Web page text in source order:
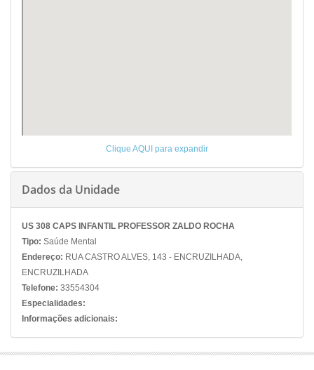
Clique AQUI para expandir
Dados da Unidade
US 308 CAPS INFANTIL PROFESSOR ZALDO ROCHA
Tipo: Saúde Mental
Endereço: RUA CASTRO ALVES, 143 - ENCRUZILHADA,
ENCRUZILHADA
Telefone: 33554304
Especialidades:
Informações adicionais: